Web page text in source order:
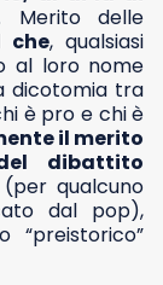
Merito delle
che, qualsiasi
al loro nome
dicotomia tra
è pro e chi è
il merito
dibattito
qualcuno
dal pop),
“preistorico”